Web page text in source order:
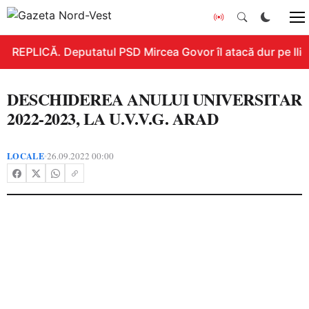
REPLICĂ. Deputatul PSD Mircea Govor îl atacă dur pe
DESCHIDEREA ANULUI UNIVERSITAR
2022-2023, LA U.V.V.G. ARAD
LOCALE•26.09.2022 00:00